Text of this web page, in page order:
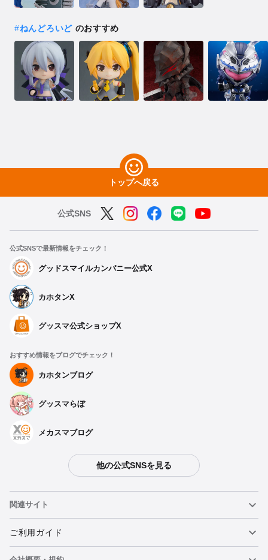
#ねんどろいどのおすすめ
トップへ戻る
公式SNS
公式SNSで最新情報をチェック！
グッドスマイルカンパニー公式X
カホタンX
グッスマ公式ショップX
おすすめ情報をブログでチェック！
カホタンブログ
グッスマらぼ
メカスマブログ
他の公式SNSを見る
関連サイト
ねんどろいど
ご利用ガイド